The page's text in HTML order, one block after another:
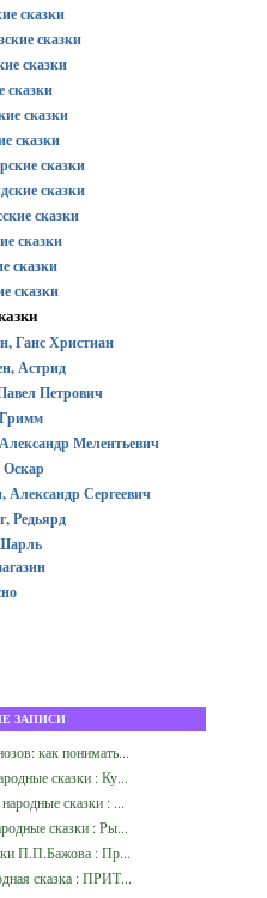
сказки
сказки
сказки
сказки
сказки
сказки
сказки
сказки
сказки
сказки
сказки
сказки
Ганс Христиан
Астрид
Петрович
Мелентьевич
Оскар
Сергеевич
Редьярд
ЗАПИСИ
как понимать...
сказки : Ку...
сказки : ...
сказки : Ры...
П.П.Бажова : Пр...
сказка : ПРИТ...